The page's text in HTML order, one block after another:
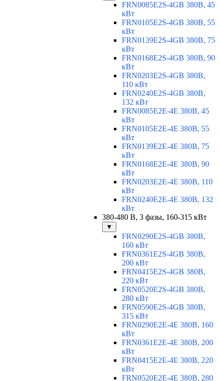
FRN0085E2S-4GB 380В, 45
кВт
FRN0105E2S-4GB 380В, 55
кВт
FRN0139E2S-4GB 380В, 75
кВт
FRN0168E2S-4GB 380В, 90
кВт
FRN0203E2S-4GB 380В,
110 кВт
FRN0240E2S-4GB 380В,
132 кВт
FRN0085E2E-4E 380В, 45
кВт
FRN0105E2E-4E 380В, 55
кВт
FRN0139E2E-4E 380В, 75
кВт
FRN0168E2E-4E 380В, 90
кВт
FRN0203E2E-4E 380В, 110
кВт
FRN0240E2E-4E 380В, 132
кВт
380-480 В, 3 фазы, 160-315 кВт
▼
FRN0290E2S-4GB 380В,
160 кВт
FRN0361E2S-4GB 380В,
200 кВт
FRN0415E2S-4GB 380В,
220 кВт
FRN0520E2S-4GB 380В,
280 кВт
FRN0590E2S-4GB 380В,
315 кВт
FRN0290E2E-4E 380В, 160
кВт
FRN0361E2E-4E 380В, 200
кВт
FRN0415E2E-4E 380В, 220
кВт
FRN0520E2E-4E 380В, 280